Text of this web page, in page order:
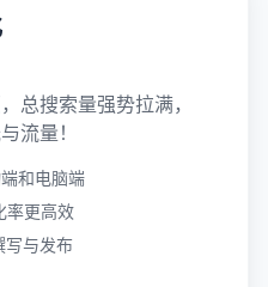
总搜索量强势拉满，
流量！
和电脑端
率更高效
写与发布